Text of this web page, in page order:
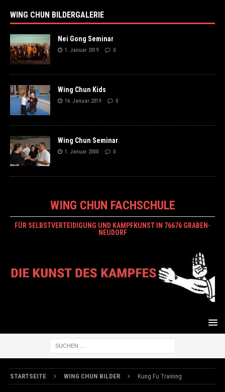
WING CHUN BILDERGALERIE
Nei Gong Seminar
1. Januar 2019 0
Wing Chun Kids
16. Januar 2019 0
Wing Chun Seminar
1. Januar 2000 0
WING CHUN FACHSCHULE
FÜR SELBSTVERTEIDIGUNG UND KAMPFKUNST IN 76676 GRABEN-
NEUDORF
STARTSEITE WING CHUN BILDER Kung Fu Training